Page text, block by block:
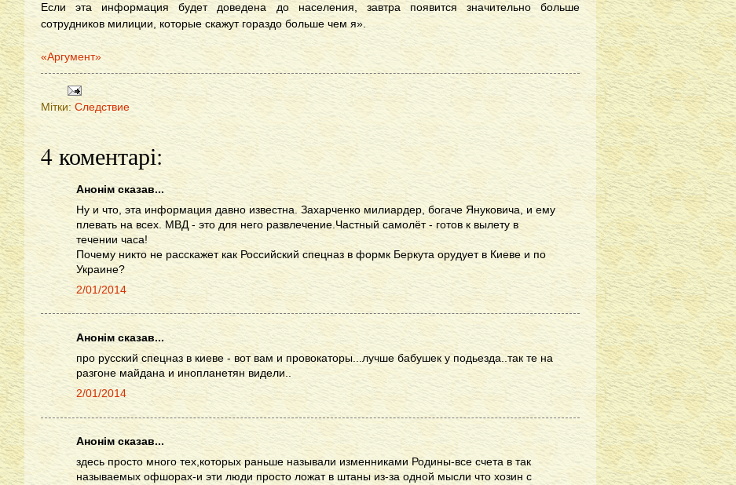
Если эта информация будет доведена до населения, завтра появится значительно больше
сотрудников милиции, которые скажут гораздо больше чем я».
«Аргумент»
Мітки: Следствие
4 коментарі:
Анонім сказав...
Ну и что, эта информация давно известна. Захарченко милиардер, богаче Януковича, и ему
плевать на всех. МВД - это для него развлечение.Частный самолёт - готов к вылету в
течении часа!
Почему никто не расскажет как Российский спецназ в формк Беркута орудует в Киеве и по
Украине?
2/01/2014
Анонім сказав...
про русский спецназ в киеве - вот вам и провокаторы...лучше бабушек у подьезда..так те на
разгоне майдана и инопланетян видели..
2/01/2014
Анонім сказав...
здесь просто много тех,которых раньше называли изменниками Родины-все счета в так
называемых офшорах-и эти люди просто ложат в штаны из-за одной мысли что хозин с